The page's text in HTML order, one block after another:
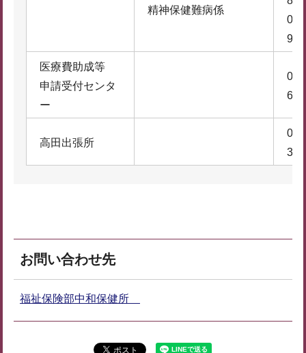
精神保健難病係
9
医療費助成等
申請受付センタ
ー
6
高田出張所
3
お問い合わせ先
福祉保険部中和保健所